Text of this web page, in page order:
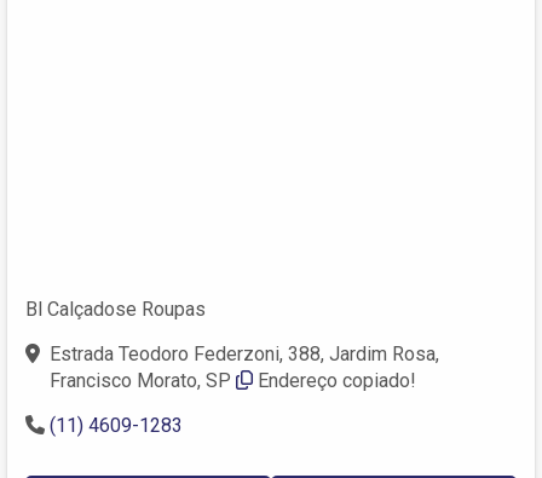
Bl Calçadose Roupas
Estrada Teodoro Federzoni, 388, Jardim Rosa,
Francisco Morato, SP
Endereço copiado!
(11) 4609-1283